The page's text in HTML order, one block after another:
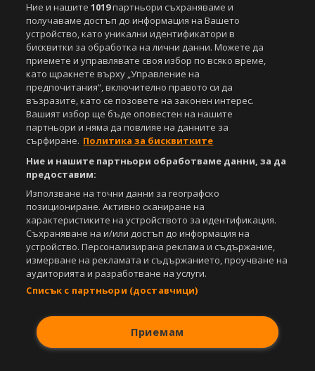
Ние и нашите1019партньори съхраняваме и
получаваме достъп до информация на Вашето
устройство, като уникални идентификатори в
бисквитки за обработка на лични данни. Можете да
приемете и управлявате своя избор по всяко време,
като щракнете върху „Управление на
предпочитания“, включително правото си да
възразите, като се позовете на законен интерес.
Вашият избор ще бъде оповестен на нашите
партньори и няма да повлияе на данните за
сърфиране. Политика за бисквитките
Ние и нашите партньори обработваме данни, за да
предоставим:
Използване на точни данни за географско
позициониране. Активно сканиране на
характеристиките на устройството за идентификация.
Съхраняване на и/или достъп до информация на
устройство. Персонализирана реклама и съдържание,
измерване на рекламата и съдържанието, проучване на
аудиторията и разработване на услуги.
Списък с партньори (доставчици)
Приемам